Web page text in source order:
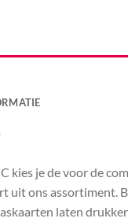
kies je de voor de
uit ons assortiment.
laten